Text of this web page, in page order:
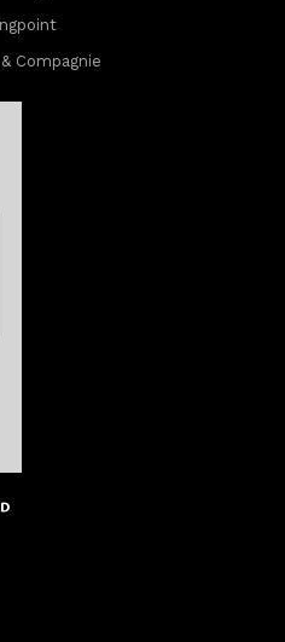
Compagnie